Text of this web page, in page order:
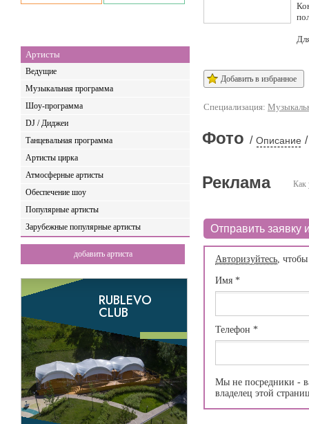
Артисты
Ведущие
Музыкальная программа
Шоу-программа
DJ / Диджеи
Танцевальная программа
Артисты цирка
Атмосферные артисты
Обеспечение шоу
Популярные артисты
Зарубежные популярные артисты
добавить артиста
Добавить в избранное
Специализация:
Фото / Описание /
Как
Реклама
Отправить заявку
Авторизуйтесь,
Имя *
Телефон *
Мы не посредники -
владелец этой